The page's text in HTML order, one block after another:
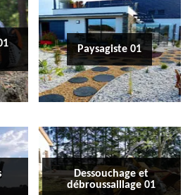
Paysagiste 01
Dessouchage et
débroussaillage 01